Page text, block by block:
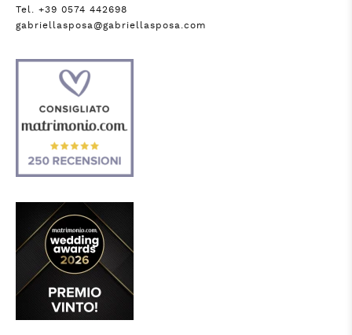
Tel. +39 0574 442698
gabriellasposa@gabriellasposa.com